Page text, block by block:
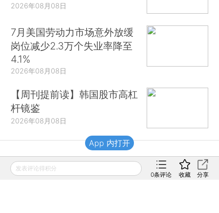
2026年08月08日
7月美国劳动力市场意外放缓
岗位减少2.3万个失业率降至
4.1%
2026年08月08日
【周刊提前读】韩国股市高杠
杆镜鉴
2026年08月08日
财新移动
发表评论得积分
0条评论 收藏 分享
App 内打开